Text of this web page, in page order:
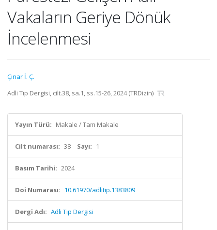
Vakaların Geriye Dönük
İncelenmesi
Çinar İ. Ç.
Adli Tıp Dergisi, cilt.38, sa.1, ss.15-26, 2024 (TRDizin)
Yayın Türü: Makale / Tam Makale
Cilt numarası: 38 Sayı: 1
Basım Tarihi: 2024
Doi Numarası: 10.61970/adlitip.1383809
Dergi Adı: Adli Tıp Dergisi